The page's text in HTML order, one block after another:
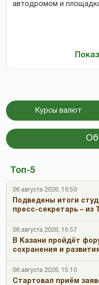
автодромом и
Курсы валют
Топ-5
06 августа 2026, 16:59
Подведены итоги
пресс-секретарь – из
06 августа 2026, 15:57
В Казани пройдёт
сохранения и
06 августа 2026, 15:10
Стартовал приём